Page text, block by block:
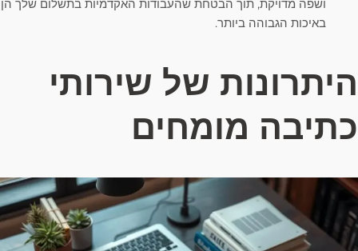
ושפה מדויקת, תוך הבטחת שהעבודות האקדמיות בתשלום שלך הן
באיכות הגבוהה ביותר.
היתרונות של שירותי
כתיבה מומחים